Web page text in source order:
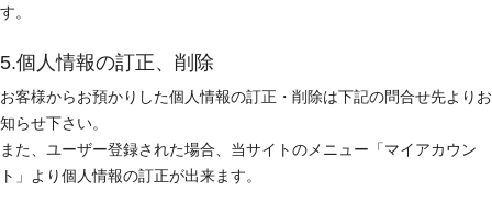
す。
5.個人情報の訂正、削除
お客様からお預かりした個人情報の訂正・削除は下記の問合せ先よりお
知らせ下さい。
また、ユーザー登録された場合、当サイトのメニュー「マイアカウン
ト」より個人情報の訂正が出来ます。